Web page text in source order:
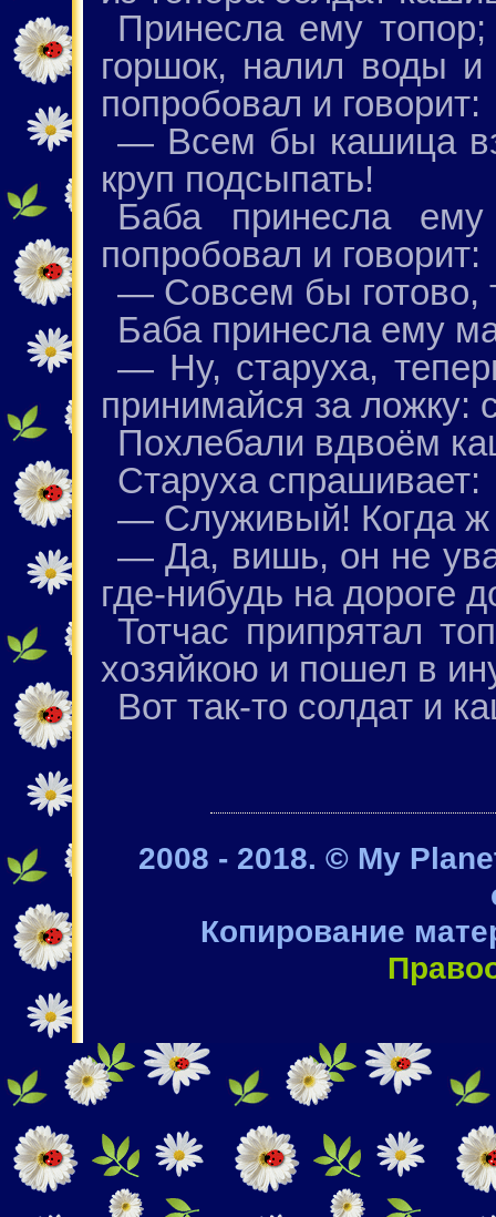
Принесла ему
горшок, налил воды
попробовал и говорит:
— Всем бы кашица
круп подсыпать!
Баба принесла
попробовал и говорит:
— Совсем бы готово,
Баба принесла ему
— Ну, старуха,
принимайся за ложку:
Похлебали вдвоём
Старуха спрашивает:
— Служивый! Когда ж
— Да, вишь, он не
где-нибудь на дороге
Тотчас припрятал
хозяйкою и пошел в
Вот так-то солдат и
2008 - 2018. © My
Копирование